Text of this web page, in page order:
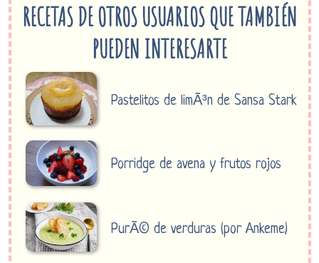
RECETAS DE OTROS USUARIOS QUE TAMBIÉN
PUEDEN INTERESARTE
Pastelitos de limÃ³n de Sansa Stark
Porridge de avena y frutos rojos
PurÃ© de verduras (por Ankeme)